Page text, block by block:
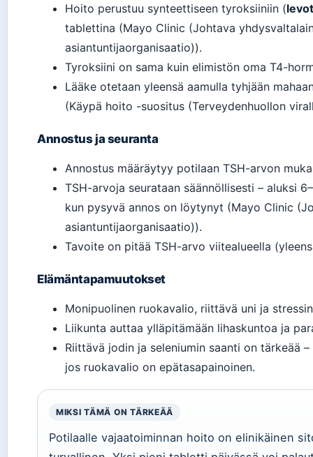
Hoito perustuu synteettiseen tyroksiiniin (
tablettina (Mayo Clinic (Johtava
asiantuntijaorganisaatio)).
Tyroksiini on sama kuin elimistön oma T4-
Lääke otetaan yleensä aamulla tyhjään
(Käypä hoito -suositus (Terveydenhuollon
Annostus ja seuranta
Annostus määräytyy potilaan TSH-arvon
TSH-arvoja seurataan säännöllisesti – aluksi
kun pysyvä annos on löytynyt (Mayo Clinic
asiantuntijaorganisaatio)).
Tavoite on pitää TSH-arvo viitealueella
Elämäntapamuutokset
Monipuolinen ruokavalio, riittävä uni ja
Liikunta auttaa ylläpitämään lihaskuntoa ja
Riittävä jodin ja seleniumin saanti on tärkeää
jos ruokavalio on epätasapainoinen.
MIKSI TÄMÄ ON TÄRKEÄÄ
Potilaalle vajaatoiminnan hoito on elinikäinen